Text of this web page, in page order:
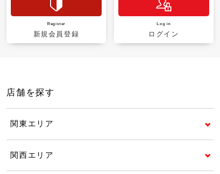
Register
新規会員登録
Log in
ログイン
店舗を探す
関東エリア
関西エリア